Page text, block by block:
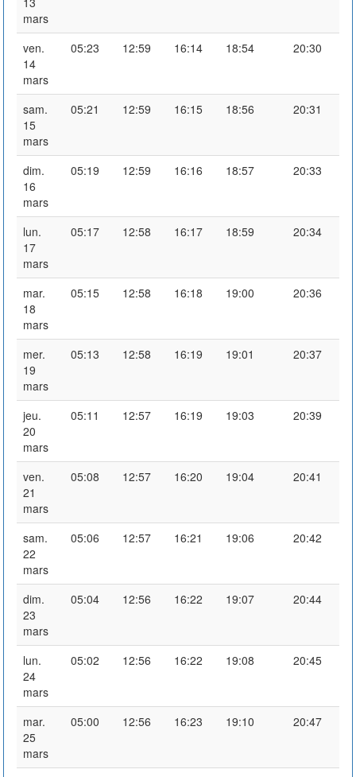
mars
ven.
14
mars
05:23 12:59 16:14 18:54 20:30
sam.
15
mars
05:21 12:59 16:15 18:56 20:31
dim.
16
mars
05:19 12:59 16:16 18:57 20:33
lun.
17
mars
05:17 12:58 16:17 18:59 20:34
mar.
18
mars
05:15 12:58 16:18 19:00 20:36
mer.
19
mars
05:13 12:58 16:19 19:01 20:37
jeu.
20
mars
05:11 12:57 16:19 19:03 20:39
ven.
21
mars
05:08 12:57 16:20 19:04 20:41
sam.
22
mars
05:06 12:57 16:21 19:06 20:42
dim.
23
mars
05:04 12:56 16:22 19:07 20:44
lun.
24
mars
05:02 12:56 16:22 19:08 20:45
mar.
25
mars
05:00 12:56 16:23 19:10 20:47